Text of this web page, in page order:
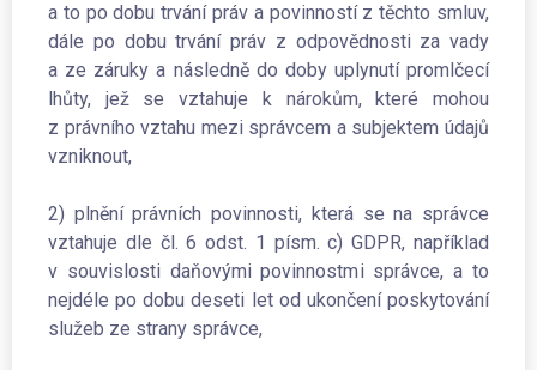
a to po dobu trvání práv a povinností z těchto smluv,
dále po dobu trvání práv z odpovědnosti za vady
a ze záruky a následně do doby uplynutí promlčecí
lhůty, jež se vztahuje k nárokům, které mohou
z právního vztahu mezi správcem a subjektem údajů
vzniknout,
2) plnění právních povinnosti, která se na správce
vztahuje dle čl. 6 odst. 1 písm. c) GDPR, například
v souvislosti daňovými povinnostmi správce, a to
nejdéle po dobu deseti let od ukončení poskytování
služeb ze strany správce,